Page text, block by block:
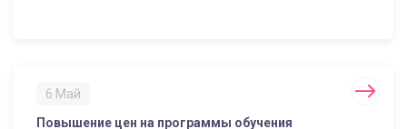
6 Май
Повышение цен на программы обучения